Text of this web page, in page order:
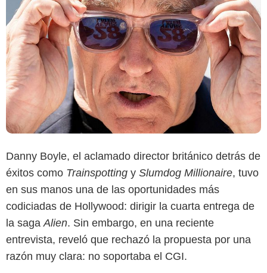
Danny Boyle, el aclamado director británico detrás de
éxitos como Trainspotting y Slumdog Millionaire, tuvo
en sus manos una de las oportunidades más
codiciadas de Hollywood: dirigir la cuarta entrega de
la saga Alien. Sin embargo, en una reciente
entrevista, reveló que rechazó la propuesta por una
razón muy clara: no soportaba el CGI.